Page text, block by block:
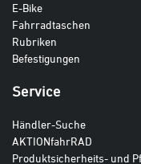
E-Bike
Fahrradtaschen
Rubriken
Befestigungen
Service
Händler-Suche
AKTIONfahrRAD
Produktsicherheits- und